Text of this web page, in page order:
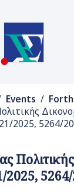
Events /
2025, 5264/
Πολιτικής
2025,